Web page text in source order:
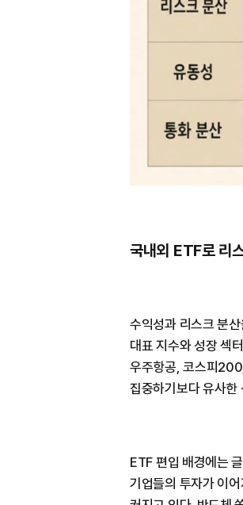
국내외 ETF로 리
수익성과 리스크 분
대표 지수와 성장 섹
우주항공, 코스피
집중하기보다 유사한
ETF 편입 배경에는
기업들의 투자가 이